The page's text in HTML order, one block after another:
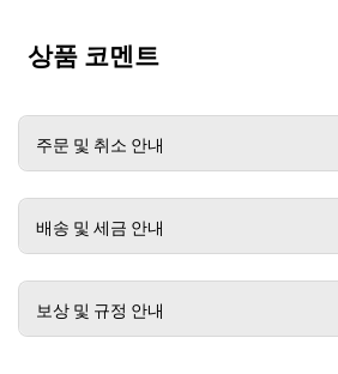
상품 코멘트
주문 및 취소 안내
배송 및 세금 안내
보상 및 규정 안내